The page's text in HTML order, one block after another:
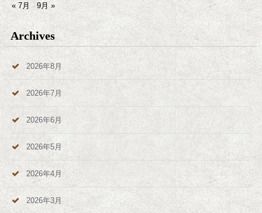
« 7月 9月 »
Archives
2026年8月
2026年7月
2026年6月
2026年5月
2026年4月
2026年3月